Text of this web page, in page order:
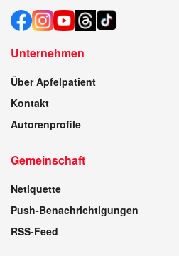
Unternehmen
Über Apfelpatient
Kontakt
Autorenprofile
Gemeinschaft
Netiquette
Push-Benachrichtigungen
RSS-Feed